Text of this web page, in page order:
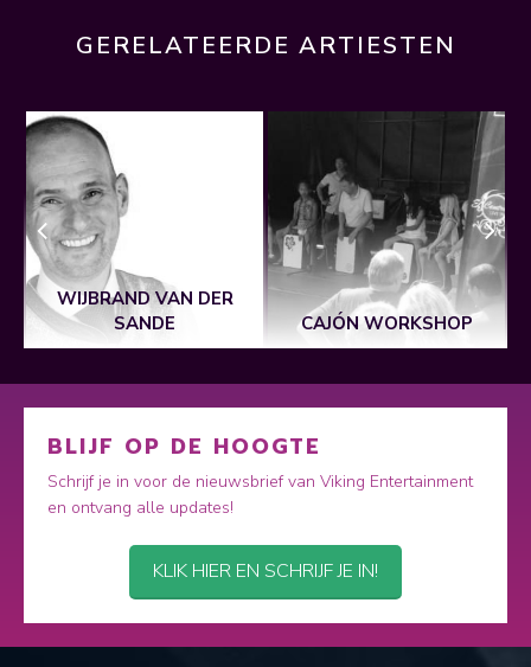
GERELATEERDE ARTIESTEN
WIJBRAND VAN DER
SANDE
CAJÓN WORKSHOP
BLIJF OP DE HOOGTE
Schrijf je in voor de nieuwsbrief van Viking Entertainment
en ontvang alle updates!
KLIK HIER EN SCHRIJF JE IN!